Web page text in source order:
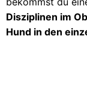
Disziplinen im
Hund in den